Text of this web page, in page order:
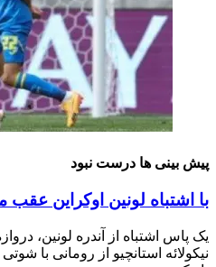
پیش بینی ‌ها درست نبود
با اشتباه لونین اوکراین عقب
یک پاس اشتباه از آندره لونین،
‏نیکولائه استانچیو از رومانی با